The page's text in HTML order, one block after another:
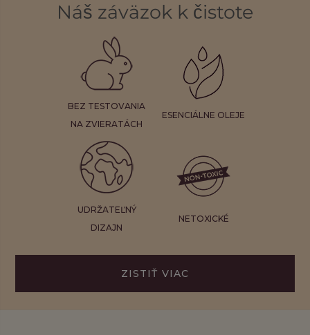
Náš záväzok k čistote
BEZ TESTOVANIA
NA ZVIERATÁCH
ESENCIÁLNE OLEJE
UDRŽATEĽNÝ
DIZAJN
NETOXICKÉ
ZISTIŤ VIAC